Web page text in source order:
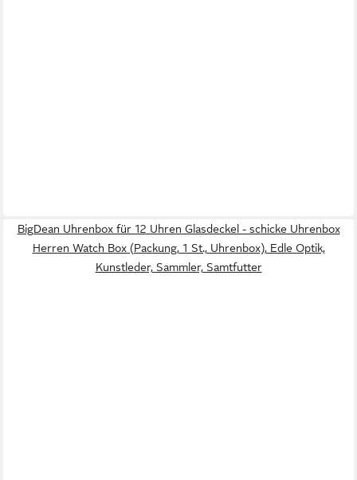
BigDean Uhrenbox für 12 Uhren Glasdeckel - schicke Uhrenbox
Herren Watch Box (Packung, 1 St., Uhrenbox), Edle Optik,
Kunstleder, Sammler, Samtfutter